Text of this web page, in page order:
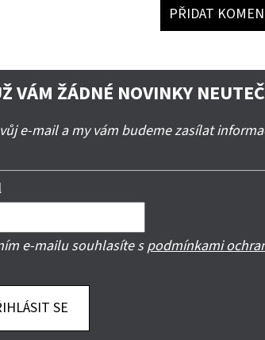
PŘIDAT
VÁM ŽÁDNÉ NOVINKY
e-mail a my vám budeme zasílat
e-mailu souhlasíte spodmínkami
SE